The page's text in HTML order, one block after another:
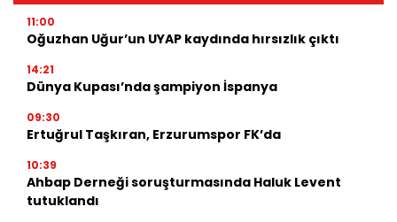
11:00
Oğuzhan Uğur’un UYAP kaydında hırsızlık çıktı
14:21
Dünya Kupası’nda şampiyon İspanya
09:30
Ertuğrul Taşkıran, Erzurumspor FK’da
10:39
Ahbap Derneği soruşturmasında Haluk Levent
tutuklandı